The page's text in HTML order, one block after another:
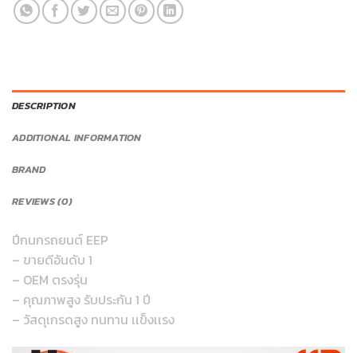
DESCRIPTION
ADDITIONAL INFORMATION
BRAND
REVIEWS (0)
ปีกนกรถยนต์ EEP
– ขายดีอันดับ 1
– OEM ตรงรุ่น
– คุณภาพสูง รับประกัน 1 ปี
– วัสดุเกรดสูง ทนทาน เเข็งเเรง